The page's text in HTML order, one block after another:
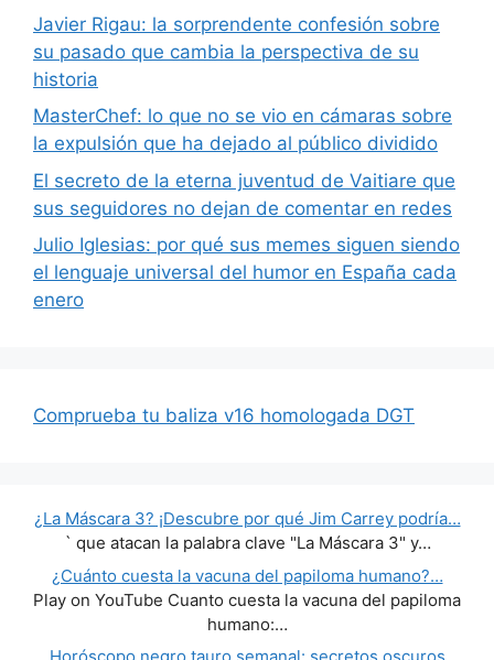
Javier Rigau: la sorprendente confesión sobre
su pasado que cambia la perspectiva de su
historia
MasterChef: lo que no se vio en cámaras sobre
la expulsión que ha dejado al público dividido
El secreto de la eterna juventud de Vaitiare que
sus seguidores no dejan de comentar en redes
Julio Iglesias: por qué sus memes siguen siendo
el lenguaje universal del humor en España cada
enero
Comprueba tu baliza v16 homologada DGT
¿La Máscara 3? ¡Descubre por qué Jim Carrey podría…
` que atacan la palabra clave "La Máscara 3" y…
¿Cuánto cuesta la vacuna del papiloma humano?…
Play on YouTube Cuanto cuesta la vacuna del papiloma
humano:…